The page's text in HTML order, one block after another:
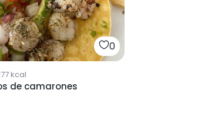
0
kcal
de camarones